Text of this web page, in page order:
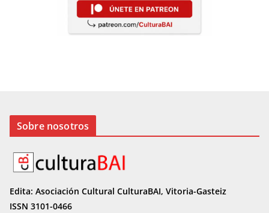
Sobre nosotros
Edita: Asociación Cultural CulturaBAI, Vitoria-Gasteiz
ISSN 3101-0466